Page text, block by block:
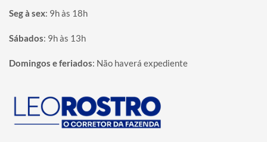
Seg à sex: 9h às 18h
Sábados: 9h às 13h
Domingos e feriados: Não haverá expediente
Página inicial